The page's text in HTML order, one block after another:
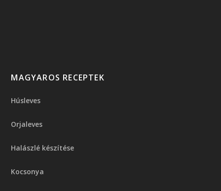
MAGYAROS RECEPTEK
Húsleves
Orjaleves
Halászlé készítése
Kocsonya